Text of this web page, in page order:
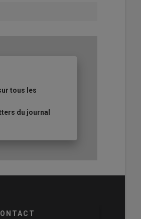
tous les
du journal